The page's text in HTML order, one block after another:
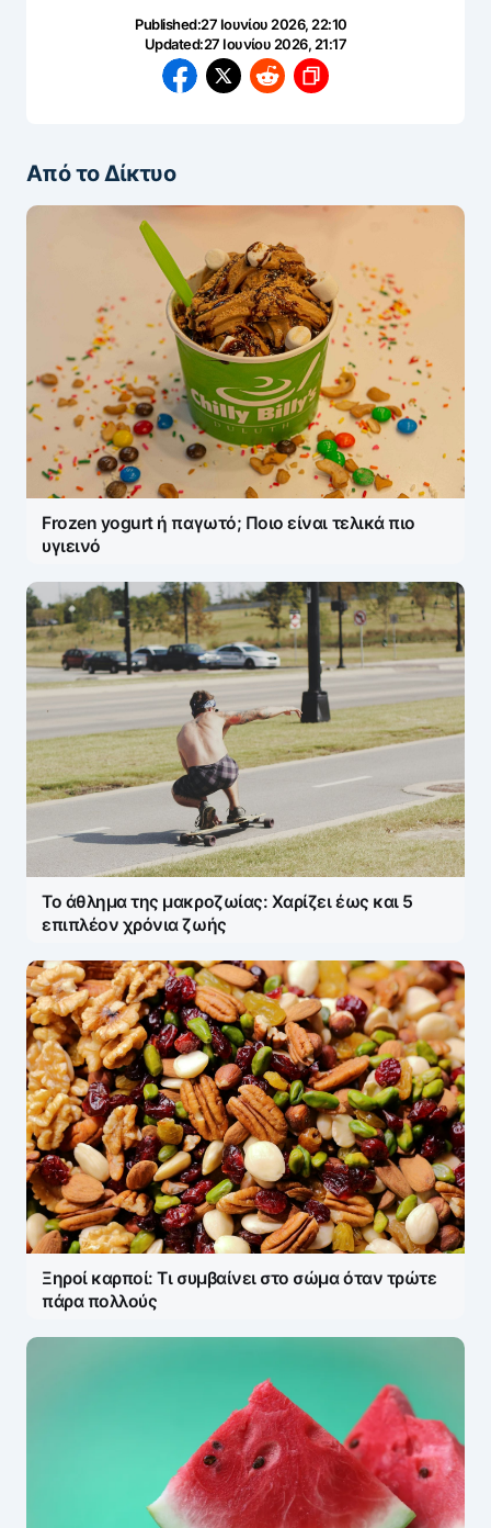
Published:27 Ιουνίου 2026, 22:10
Updated:27 Ιουνίου 2026, 21:17
Από το Δίκτυο
Frozen yogurt ή παγωτό; Ποιο είναι τελικά πιο
υγιεινό
Το άθλημα της μακροζωίας: Χαρίζει έως και 5
επιπλέον χρόνια ζωής
Ξηροί καρποί: Τι συμβαίνει στο σώμα όταν τρώτε
πάρα πολλούς